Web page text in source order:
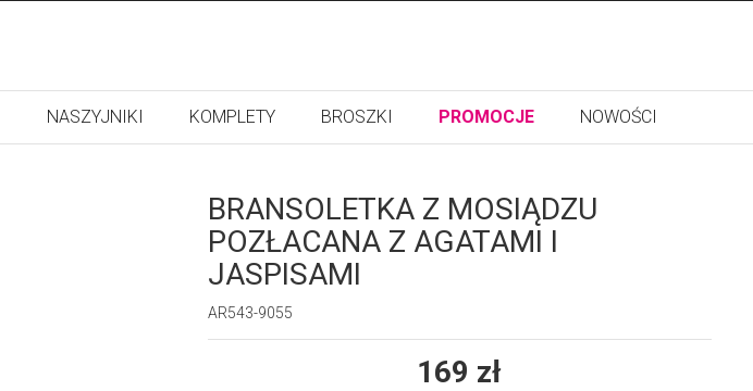
NASZYJNIKI KOMPLETY BROSZKI PROMOCJE NOWOŚCI
BRANSOLETKA Z MOSIĄDZU
POZŁACANA Z AGATAMI I
JASPISAMI
AR543-9055
169 zł